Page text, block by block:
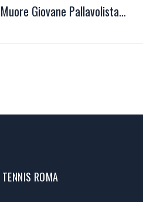
Muore Giovane Pallavolista
ROMA